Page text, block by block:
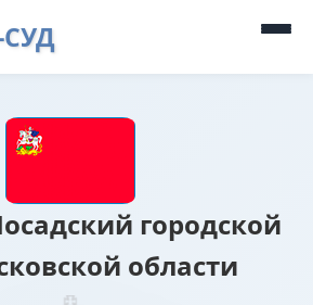
городской
области